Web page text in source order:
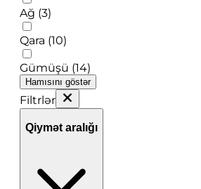
Ağ (3)
Qara (10)
Gümüşü (14)
Hamısını göstər
Filtrlər
Qiymət aralığı